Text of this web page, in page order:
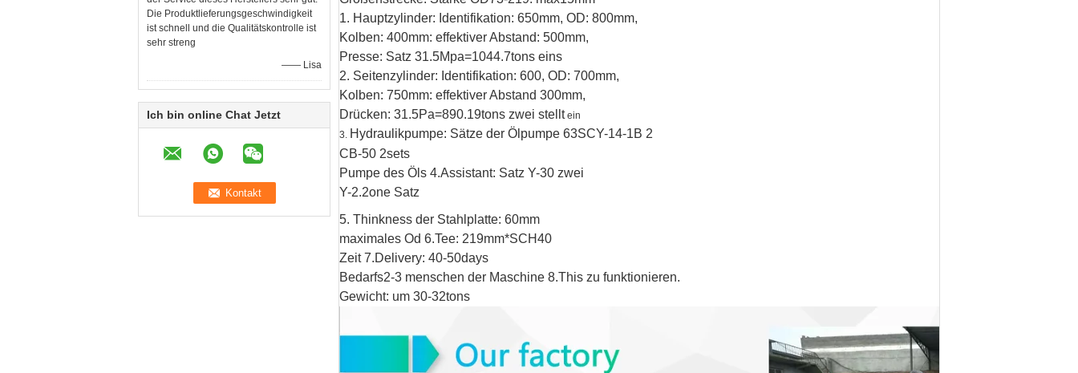
Die Produktlieferungsgeschwindigkeit
ist schnell und die Qualitätskontrolle ist
sehr streng
—— Lisa
Ich bin online Chat Jetzt
1. Hauptzylinder: Identifikation: 650mm, OD: 800mm,
Kolben: 400mm: effektiver Abstand: 500mm,
Presse: Satz 31.5Mpa=1044.7tons eins
2. Seitenzylinder: Identifikation: 600, OD: 700mm,
Kolben: 750mm: effektiver Abstand 300mm,
Drücken: 31.5Pa=890.19tons zwei stelltein
3. Hydraulikpumpe: Sätze der Öl pumpe 63SCY-14-1B 2
CB-50 2sets
Pumpe des Öls 4.Assistant: Satz Y-30 zwei
Y-2.2one Satz
5. Thinkness der Stahlplatte: 60mm
maximales Od 6.Tee: 219mm*SCH40
Zeit 7.Delivery: 40-50days
Bedarfs2-3 menschen der Maschine 8.This zu funktionieren.
Gewicht: um 30-32tons